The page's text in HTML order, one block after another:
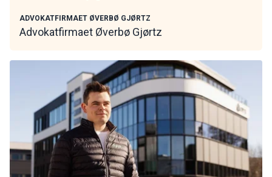
ADVOKATFIRMAET ØVERBØ GJØRTZ
Advokatfirmaet Øverbø Gjørtz